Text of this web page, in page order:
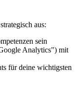
aus:
sein
Analytics") mit
für deine wichtigsten